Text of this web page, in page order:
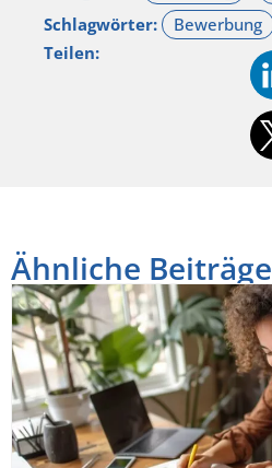
Schlagwörter:
Teilen:
Ähnliche Beiträge